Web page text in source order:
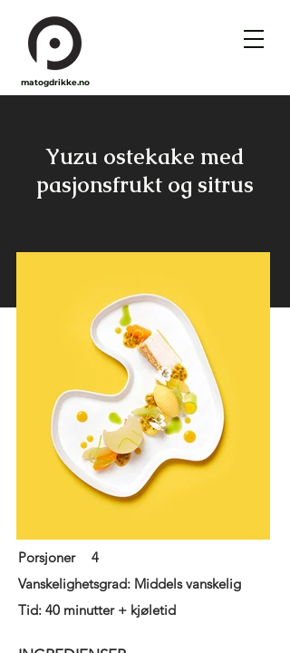
matogdrikke.no
Yuzu ostekake med
pasjonsfrukt og sitrus
Porsjoner
4
Vanskelighetsgrad: Middels vanskelig
Tid: 40 minutter + kjøletid